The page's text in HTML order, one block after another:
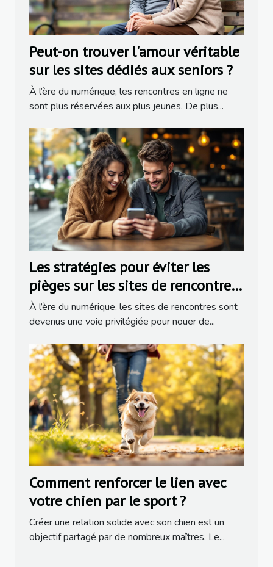
Peut-on trouver l'amour véritable
sur les sites dédiés aux seniors ?
À l’ère du numérique, les rencontres en ligne ne
sont plus réservées aux plus jeunes. De plus...
Les stratégies pour éviter les
pièges sur les sites de rencontres
populaires
À l’ère du numérique, les sites de rencontres sont
devenus une voie privilégiée pour nouer de...
Comment renforcer le lien avec
votre chien par le sport ?
Créer une relation solide avec son chien est un
objectif partagé par de nombreux maîtres. Le...